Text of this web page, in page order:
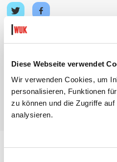
Diese Webseite verwendet
Wir verwenden Cookies, um
personalisieren, Funktionen
zu können und die Zugriffe
analysieren.
Auf
Twitter
teilen
Auf
Facebook
WUK SOCIAL MEDIA